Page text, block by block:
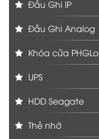
Đầu Ghi IP
Đầu Ghi Analog
Khóa cửa
UPS
HDD Seagate
Thẻ nhớ